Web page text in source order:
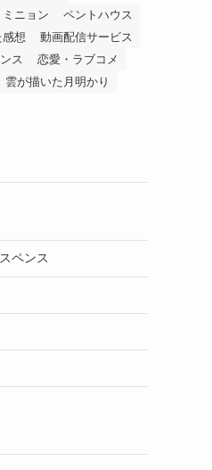
ニョン
ペントハウス
想
動画配信サービス
ス
恋愛・ラブコメ
雲が描いた月明かり
ペンス